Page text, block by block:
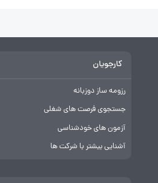
کارجویان
رزومه ساز دوزبانه
جستجوی فرصت های شغلی
آزمون های خودشناسی
آشنایی بیشتر با شرکت ها